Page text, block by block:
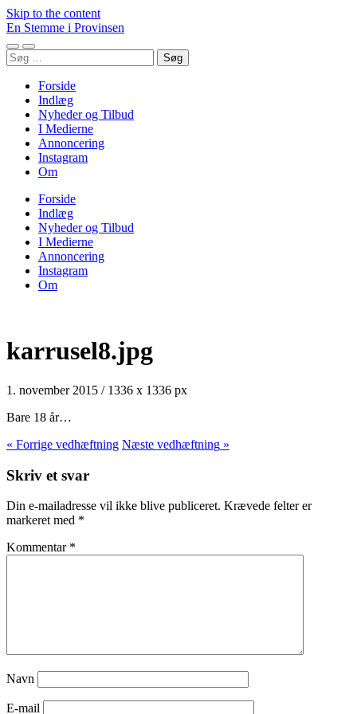
Skip to the content
En Stemme i Provinsen
Toggle
mobile
Toggle
search
Søg
efter:
Forside
Indlæg
Nyheder og Tilbud
I Medierne
Annoncering
Instagram
Om
Forside
Indlæg
Nyheder og Tilbud
I Medierne
Annoncering
Instagram
Om
karrusel8.jpg
1. november 2015 / 1336 x 1336 px
Bare 18 år…
« Forrige vedhæftning Næste vedhæftning »
Skriv et svar
Din e-mailadresse vil ikke blive publiceret. Krævede felter er
markeret med *
Kommentar *
Navn
E-mail